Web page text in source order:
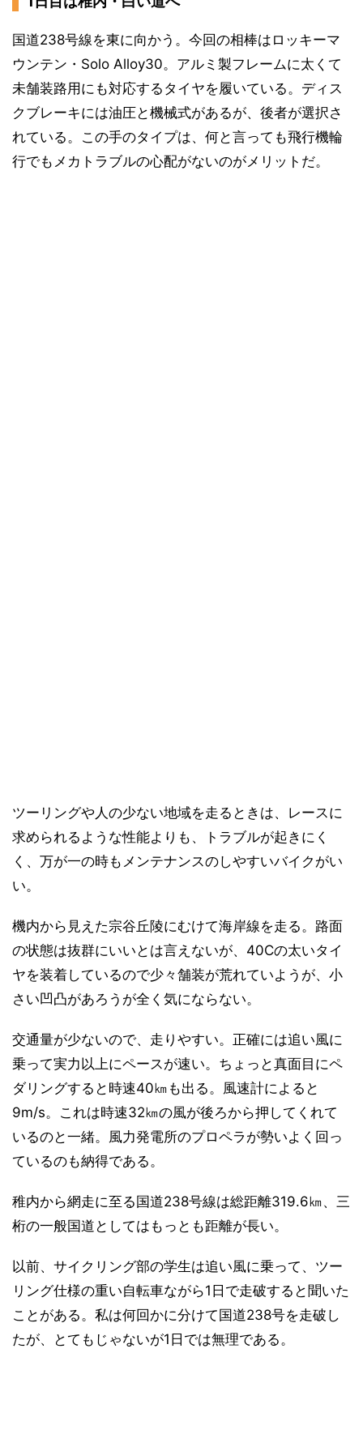
国道238号線を東に向かう。今回の相棒はロッキーマ
ウンテン・Solo Alloy30。アルミ製フレームに太くて
未舗装路用にも対応するタイヤを履いている。ディス
クブレーキには油圧と機械式があるが、後者が選択さ
れている。この手のタイプは、何と言っても飛行機輪
行でもメカトラブルの心配がないのがメリットだ。
ツーリングや人の少ない地域を走るときは、レースに
求められるような性能よりも、トラブルが起きにく
く、万が一の時もメンテナンスのしやすいバイクがい
い。
機内から見えた宗谷丘陵にむけて海岸線を走る。路面
の状態は抜群にいいとは言えないが、40Cの太いタイ
ヤを装着しているので少々舗装が荒れていようが、小
さい凹凸があろうが全く気にならない。
交通量が少ないので、走りやすい。正確には追い風に
乗って実力以上にペースが速い。ちょっと真面目にペ
ダリングすると時速40㎞も出る。風速計によると
9m/s。これは時速32㎞の風が後ろから押してくれて
いるのと一緒。風力発電所のプロペラが勢いよく回っ
ているのも納得である。
稚内から網走に至る国道238号線は総距離319.6㎞、三
桁の一般国道としてはもっとも距離が長い。
以前、サイクリング部の学生は追い風に乗って、ツー
リング仕様の重い自転車ながら1日で走破すると聞いた
ことがある。私は何回かに分けて国道238号を走破し
たが、とてもじゃないが1日では無理である。